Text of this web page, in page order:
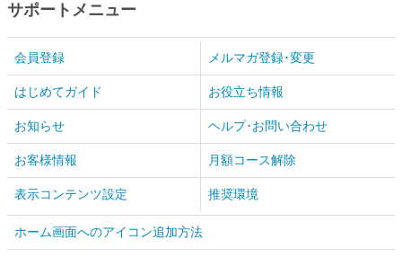
サポートメニュー
会員登録 メルマガ登録･変更
はじめてガイド お役立ち情報
お知らせ ヘルプ･お問い合わせ
お客様情報 月額コース解除
表示コンテンツ設定 推奨環境
ホーム画面へのアイコン追加方法